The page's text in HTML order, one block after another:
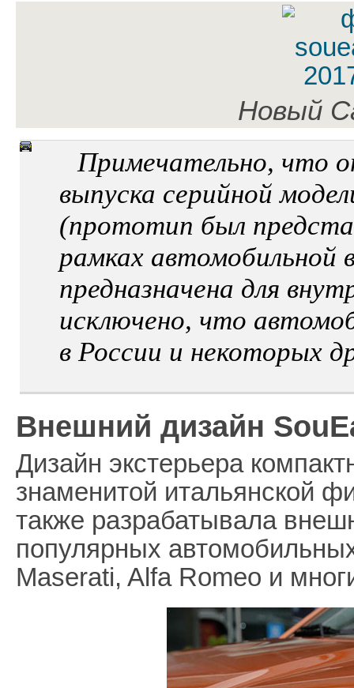
Новый
Примечательно, что
выпуска серийной
(прототип был
рамках автомобильной
предназначена для
исключено, что
в России и некоторых
Внешний дизайн
Дизайн экстерьера
знаменитой итальянской
также разрабатывала
популярных
Maserati, Alfa Romeo и